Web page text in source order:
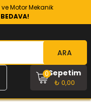
ve Motor Mekanik
ARA
Sepetim
₺ 0,00
0